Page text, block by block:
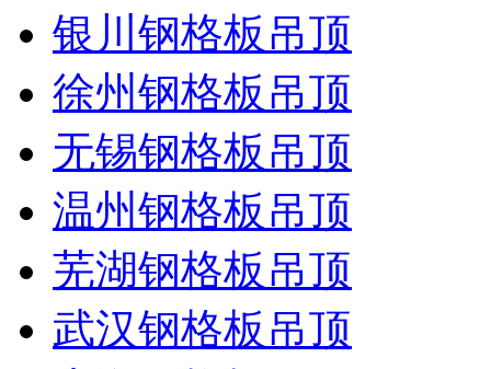
银川钢格板吊顶
徐州钢格板吊顶
无锡钢格板吊顶
温州钢格板吊顶
芜湖钢格板吊顶
武汉钢格板吊顶